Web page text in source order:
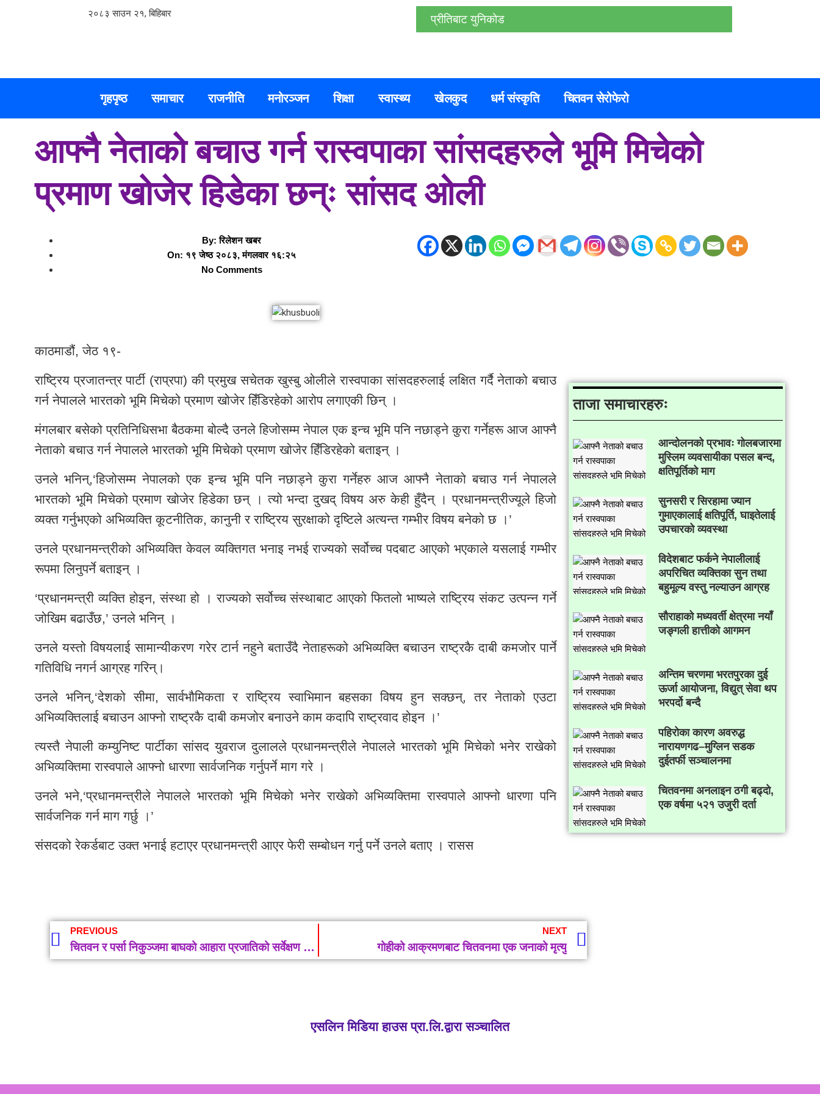
२०८३ साउन २१, बिहिबार प्रीतिबाट युनिकोड
गृहपृष्ठ समाचार राजनीति मनोरञ्जन शिक्षा स्वास्थ्य खेलकुद धर्म संस्कृति चितवन सेरोफेरो
आफ्नै नेताको बचाउ गर्न रास्वपाका सांसदहरुले भूमि मिचेको
प्रमाण खोजेर हिडेका छन्ः सांसद ओली
By: रिलेशन खबर
On: १९ जेष्ठ २०८३, मंगलवार १६:२५
No Comments
काठमाडौं, जेठ १९-
राष्ट्रिय प्रजातन्त्र पार्टी (राप्रपा) की प्रमुख सचेतक खुस्बु ओलीले रास्वपाका सांसदहरुलाई लक्षित गर्दै नेताको बचाउ
गर्न नेपालले भारतको भूमि मिचेको प्रमाण खोजेर हिँडिरहेको आरोप लगाएकी छिन् ।
मंगलबार बसेको प्रतिनिधिसभा बैठकमा बोल्दै उनले हिजोसम्म नेपाल एक इन्च भूमि पनि नछाड्ने कुरा गर्नेहरू आज आफ्नै
नेताको बचाउ गर्न नेपालले भारतको भूमि मिचेको प्रमाण खोजेर हिँडिरहेको बताइन् ।
उनले भनिन्,‘हिजोसम्म नेपालको एक इन्च भूमि पनि नछाड्ने कुरा गर्नेहरु आज आफ्नै नेताको बचाउ गर्न नेपालले
भारतको भूमि मिचेको प्रमाण खोजेर हिडेका छन् । त्यो भन्दा दुखद् विषय अरु केही हुँदैन् । प्रधानमन्त्रीज्यूले हिजो
व्यक्त गर्नुभएको अभिव्यक्ति कूटनीतिक, कानुनी र राष्ट्रिय सुरक्षाको दृष्टिले अत्यन्त गम्भीर विषय बनेको छ ।’
उनले प्रधानमन्त्रीको अभिव्यक्ति केवल व्यक्तिगत भनाइ नभई राज्यको सर्वोच्च पदबाट आएको भएकाले यसलाई गम्भीर
रूपमा लिनुपर्ने बताइन् ।
‘प्रधानमन्त्री व्यक्ति होइन, संस्था हो । राज्यको सर्वोच्च संस्थाबाट आएको फितलो भाष्यले राष्ट्रिय संकट उत्पन्न गर्ने
जोखिम बढाउँछ,’ उनले भनिन् ।
उनले यस्तो विषयलाई सामान्यीकरण गरेर टार्न नहुने बताउँदै नेताहरूको अभिव्यक्ति बचाउन राष्ट्रकै दाबी कमजोर पार्ने
गतिविधि नगर्न आग्रह गरिन्।
उनले भनिन्,‘देशको सीमा, सार्वभौमिकता र राष्ट्रिय स्वाभिमान बहसका विषय हुन सक्छन्, तर नेताको एउटा
अभिव्यक्तिलाई बचाउन आफ्नो राष्ट्रकै दाबी कमजोर बनाउने काम कदापि राष्ट्रवाद होइन ।’
त्यस्तै नेपाली कम्युनिष्ट पार्टीका सांसद युवराज दुलालले प्रधानमन्त्रीले नेपालले भारतको भूमि मिचेको भनेर राखेको
अभिव्यक्तिमा रास्वपाले आफ्नो धारणा सार्वजनिक गर्नुपर्ने माग गरे ।
उनले भने,‘प्रधानमन्त्रीले नेपालले भारतको भूमि मिचेको भनेर राखेको अभिव्यक्तिमा रास्वपाले आफ्नो धारणा पनि
सार्वजनिक गर्न माग गर्छु ।’
संसदको रेकर्डबाट उक्त भनाई हटाएर प्रधानमन्त्री आएर फेरी सम्बोधन गर्नु पर्ने उनले बताए । रासस
ताजा समाचारहरुः
आन्दोलनको प्रभावः गोलबजारमा
मुस्लिम व्यवसायीका पसल बन्द,
क्षतिपूर्तिको माग
सुनसरी र सिरहामा ज्यान
गुमाएकालाई क्षतिपूर्ति, घाइतेलाई
उपचारको व्यवस्था
विदेशबाट फर्कने नेपालीलाई
अपरिचित व्यक्तिका सुन तथा
बहुमूल्य वस्तु नल्याउन आग्रह
सौराहाको मध्यवर्ती क्षेत्रमा नयाँ
जङ्गली हात्तीको आगमन
अन्तिम चरणमा भरतपुरका दुई
ऊर्जा आयोजना, विद्युत् सेवा थप
भरपर्दो बन्दै
पहिरोका कारण अवरुद्ध
नारायणगढ–मुग्लिन सडक
दुईतर्फी सञ्चालनमा
चितवनमा अनलाइन ठगी बढ्दो,
एक वर्षमा ५२१ उजुरी दर्ता
PREVIOUS
चितवन र पर्सा निकुञ्जमा बाघको आहारा प्रजातिको सर्वेक्षण सुरु
NEXT
गोहीको आक्रमणबाट चितवनमा एक जनाको मृत्यु
एसलिन मिडिया हाउस प्रा.लि.द्वारा सञ्चालित